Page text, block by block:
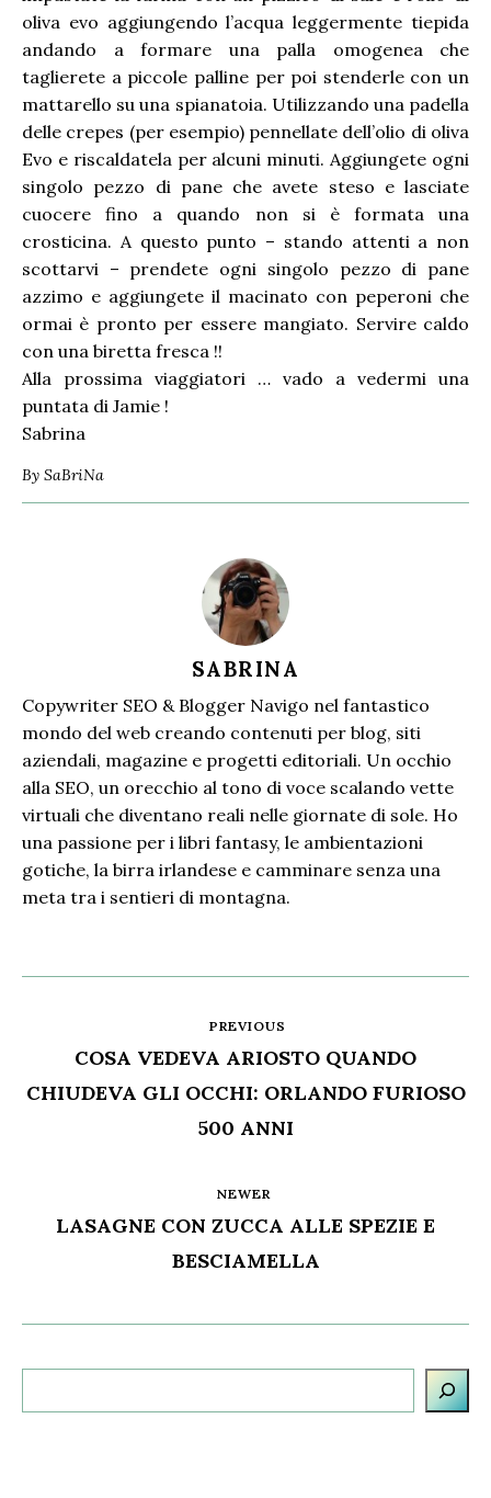
oliva evo aggiungendo l’acqua leggermente tiepida
andando a formare una palla omogenea che
taglierete a piccole palline per poi stenderle con un
mattarello su una spianatoia. Utilizzando una padella
delle crepes (per esempio) pennellate dell’olio di oliva
Evo e riscaldatela per alcuni minuti. Aggiungete ogni
singolo pezzo di pane che avete steso e lasciate
cuocere fino a quando non si è formata una
crosticina. A questo punto – stando attenti a non
scottarvi – prendete ogni singolo pezzo di pane
azzimo e aggiungete il macinato con peperoni che
ormai è pronto per essere mangiato. Servire caldo
con una biretta fresca !!
Alla prossima viaggiatori … vado a vedermi una
puntata di Jamie !
Sabrina
By SaBriNa
SABRINA
Copywriter SEO & Blogger Navigo nel fantastico
mondo del web creando contenuti per blog, siti
aziendali, magazine e progetti editoriali. Un occhio
alla SEO, un orecchio al tono di voce scalando vette
virtuali che diventano reali nelle giornate di sole. Ho
una passione per i libri fantasy, le ambientazioni
gotiche, la birra irlandese e camminare senza una
meta tra i sentieri di montagna.
PREVIOUS
COSA VEDEVA ARIOSTO QUANDO
CHIUDEVA GLI OCCHI: ORLANDO FURIOSO
500 ANNI
NEWER
LASAGNE CON ZUCCA ALLE SPEZIE E
BESCIAMELLA